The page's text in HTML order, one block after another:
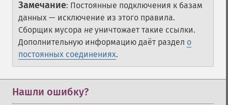
Замечание: Постоянные подключения к базам
данных — исключение из этого правила.
Сборщик мусора не уничтожает такие ссылки.
Дополнительную информацию даёт раздел о
постоянных соединениях.
Нашли ошибку?